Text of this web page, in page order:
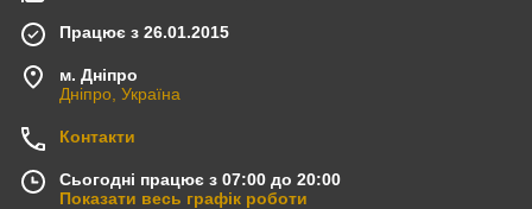
Працює з 26.01.2015
м. Дніпро
Дніпро, Україна
Контакти
Сьогодні працює з 07:00 до 20:00
Показати весь графік роботи